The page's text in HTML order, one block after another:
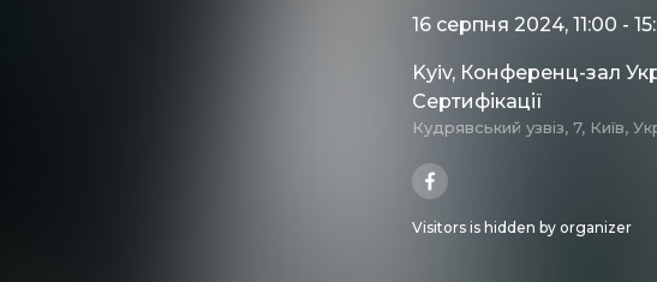
16 серпня 2024, 11:00 -
Kyiv, Конференц-зал
Сертифікації
Кудрявський узвіз, 7, Київ,
Visitors is hidden by organizer